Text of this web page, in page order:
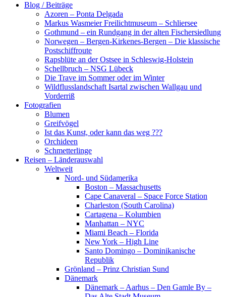
Blog / Beiträge
Azoren – Ponta Delgada
Markus Wasmeier Freilichtmuseum – Schliersee
Gothmund – ein Rundgang in der alten Fischersiedlung
Norwegen – Bergen-Kirkenes-Bergen – Die klassische
Postschiffroute
Rapsblüte an der Ostsee in Schleswig-Holstein
Schellbruch – NSG Lübeck
Die Trave im Sommer oder im Winter
Wildflusslandschaft Isartal zwischen Wallgau und
Vorderriß
Fotografien
Blumen
Greifvögel
Ist das Kunst, oder kann das weg ???
Orchideen
Schmetterlinge
Reisen – Länderauswahl
Weltweit
Nord- und Südamerika
Boston – Massachusetts
Cape Canaveral – Space Force Station
Charleston (South Carolina)
Cartagena – Kolumbien
Manhattan – NYC
Miami Beach – Florida
New York – High Line
Santo Domingo – Dominikanische
Republik
Grönland – Prinz Christian Sund
Dänemark
Dänemark – Aarhus – Den Gamle By –